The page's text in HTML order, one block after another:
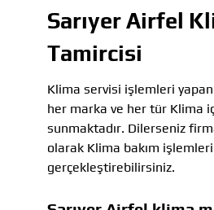
Sarıyer Airfel
Tamircisi
Klima servisi işlemleri yapan
her marka ve her tür Klima
sunmaktadır. Dilerseniz
olarak Klima bakım
gerçekleştirebilirsiniz.